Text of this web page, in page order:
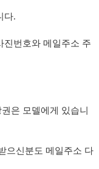
다.
진번호와 메일주소 주
은 모델에게 있습니
으신분도 메일주소 다